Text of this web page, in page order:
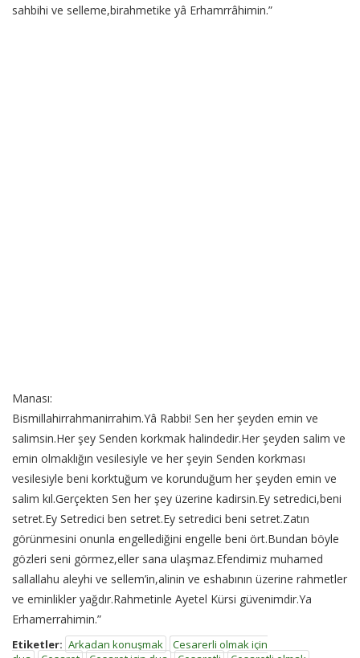
sahbihi ve selleme,birahmetike yâ Erhamrrâhimin.”
Manası:
Bismillahirrahmanirrahim.Yâ Rabbi! Sen her şeyden emin ve
salimsin.Her şey Senden korkmak halindedir.Her şeyden salim ve
emin olmaklığın vesilesiyle ve her şeyin Senden korkması
vesilesiyle beni korktuğum ve korunduğum her şeyden emin ve
salim kıl.Gerçekten Sen her şey üzerine kadirsin.Ey setredici,beni
setret.Ey Setredici ben setret.Ey setredici beni setret.Zatın
görünmesini onunla engellediğini engelle beni ört.Bundan böyle
gözleri seni görmez,eller sana ulaşmaz.Efendimiz muhamed
sallallahu aleyhi ve sellem’in,alinin ve eshabının üzerine rahmetler
ve eminlikler yağdır.Rahmetinle Ayetel Kürsi güvenimdir.Ya
Erhamerrahimin.”
Etiketler: Arkadan konuşmak
Cesarerli olmak için